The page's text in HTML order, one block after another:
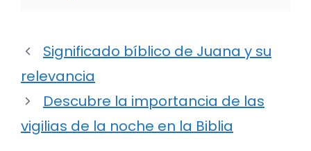
Significado bíblico de Juana y su
relevancia
Descubre la importancia de las
vigilias de la noche en la Biblia